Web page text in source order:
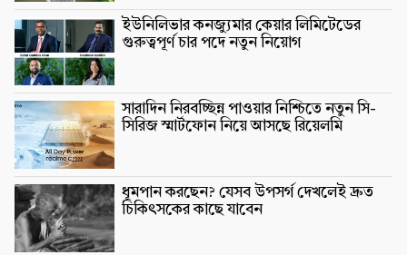
ইউনিলিভার কনজ্যুমার কেয়ার লিমিটেডের
গুরুত্বপূর্ণ চার পদে নতুন নিয়োগ
সারাদিন নিরবচ্ছিন্ন পাওয়ার নিশ্চিতে নতুন সি-
সিরিজ স্মার্টফোন নিয়ে আসছে রিয়েলমি
ধূমপান করছেন? যেসব উপসর্গ দেখলেই দ্রুত
চিকিৎসকের কাছে যাবেন